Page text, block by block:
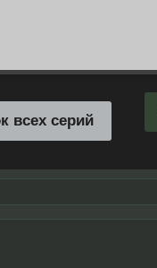
всех серий